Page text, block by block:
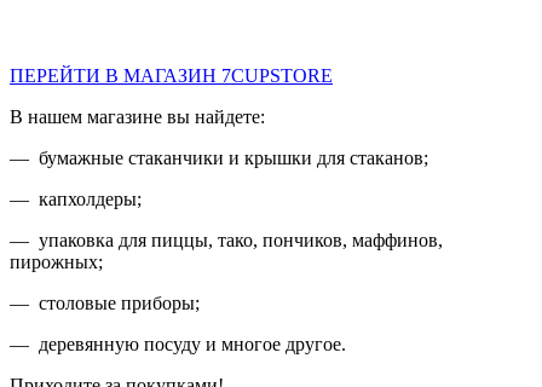
ПЕРЕЙТИ В МАГАЗИН 7CUPSTORE
В нашем магазине вы найдете:
— бумажные стаканчики и крышки для стаканов;
— капхолдеры;
— упаковка для пиццы, тако, пончиков, маффинов,
пирожных;
— столовые приборы;
— деревянную посуду и многое другое.